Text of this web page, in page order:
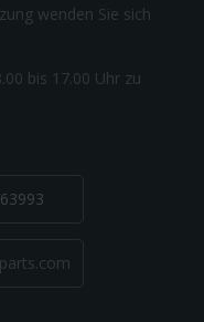
wenden Sie sich
bis 17.00 Uhr zu